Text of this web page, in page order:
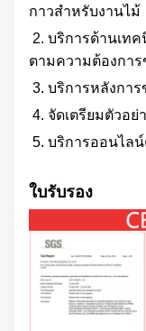
กาวสำหรับงานไม้
2. บริการด้านเท
ตามความต้องกา
3. บริการหลังกา
4. จัดเตรียมตัวอย่
5. บริการออนไล
ใบรับรอง